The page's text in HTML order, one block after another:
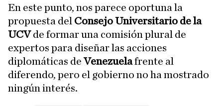
En este punto, nos parece oportuna la
propuesta del Consejo Universitario de la
UCVde formar una comisión plural de
expertos para diseñar las acciones
diplomáticas deVenezuelafrente al
diferendo, pero el gobierno no ha mostrado
ningún interés.